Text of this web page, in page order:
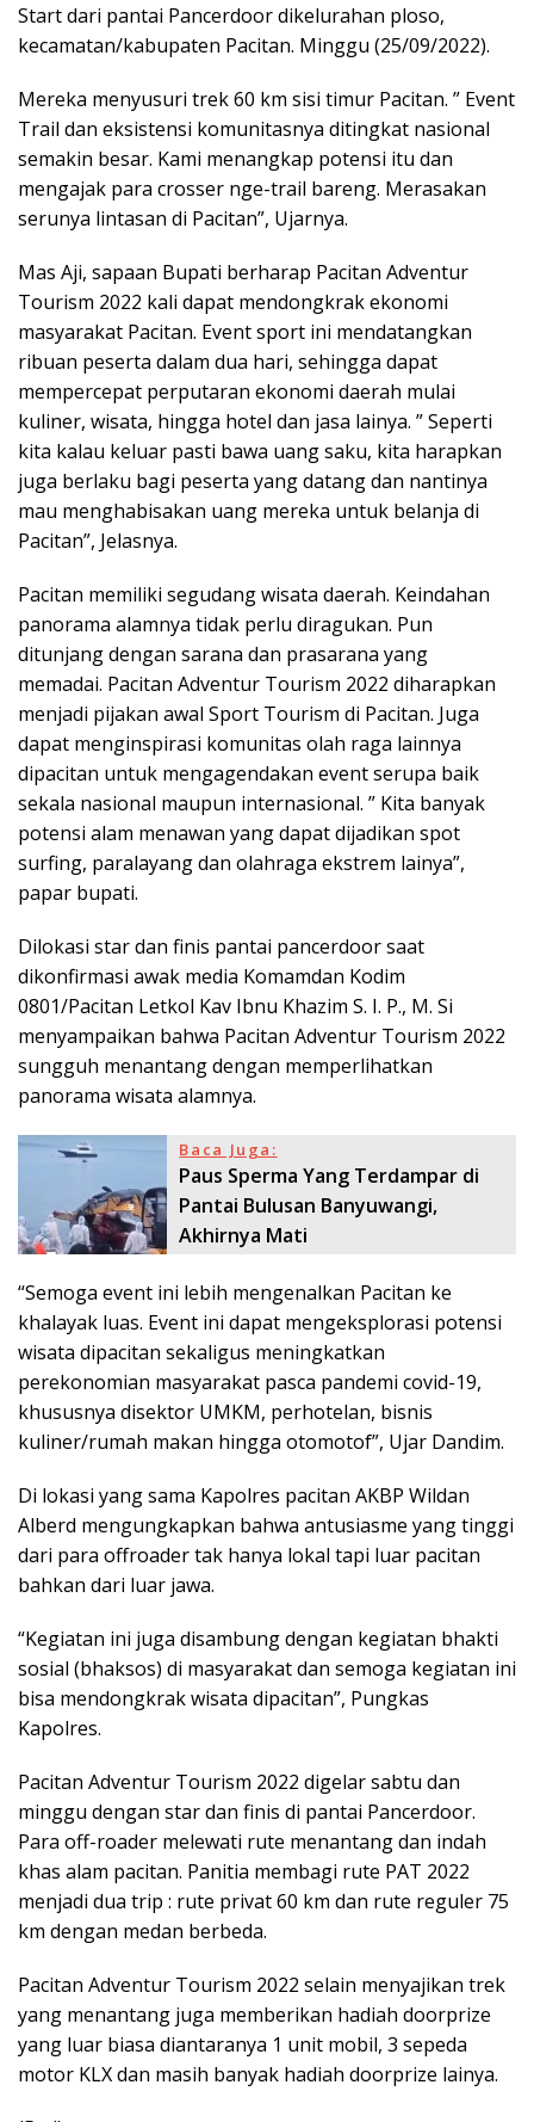
Start dari pantai Pancerdoor dikelurahan ploso,
kecamatan/kabupaten Pacitan. Minggu (25/09/2022).
Mereka menyusuri trek 60 km sisi timur Pacitan. ” Event
Trail dan eksistensi komunitasnya ditingkat nasional
semakin besar. Kami menangkap potensi itu dan
mengajak para crosser nge-trail bareng. Merasakan
serunya lintasan di Pacitan”, Ujarnya.
Mas Aji, sapaan Bupati berharap Pacitan Adventur
Tourism 2022 kali dapat mendongkrak ekonomi
masyarakat Pacitan. Event sport ini mendatangkan
ribuan peserta dalam dua hari, sehingga dapat
mempercepat perputaran ekonomi daerah mulai
kuliner, wisata, hingga hotel dan jasa lainya. ” Seperti
kita kalau keluar pasti bawa uang saku, kita harapkan
juga berlaku bagi peserta yang datang dan nantinya
mau menghabisakan uang mereka untuk belanja di
Pacitan”, Jelasnya.
Pacitan memiliki segudang wisata daerah. Keindahan
panorama alamnya tidak perlu diragukan. Pun
ditunjang dengan sarana dan prasarana yang
memadai. Pacitan Adventur Tourism 2022 diharapkan
menjadi pijakan awal Sport Tourism di Pacitan. Juga
dapat menginspirasi komunitas olah raga lainnya
dipacitan untuk mengagendakan event serupa baik
sekala nasional maupun internasional. ” Kita banyak
potensi alam menawan yang dapat dijadikan spot
surfing, paralayang dan olahraga ekstrem lainya”,
papar bupati.
Dilokasi star dan finis pantai pancerdoor saat
dikonfirmasi awak media Komamdan Kodim
0801/Pacitan Letkol Kav Ibnu Khazim S. I. P., M. Si
menyampaikan bahwa Pacitan Adventur Tourism 2022
sungguh menantang dengan memperlihatkan
panorama wisata alamnya.
Baca Juga:
Paus Sperma Yang Terdampar di
Pantai Bulusan Banyuwangi,
Akhirnya Mati
“Semoga event ini lebih mengenalkan Pacitan ke
khalayak luas. Event ini dapat mengeksplorasi potensi
wisata dipacitan sekaligus meningkatkan
perekonomian masyarakat pasca pandemi covid-19,
khususnya disektor UMKM, perhotelan, bisnis
kuliner/rumah makan hingga otomotof”, Ujar Dandim.
Di lokasi yang sama Kapolres pacitan AKBP Wildan
Alberd mengungkapkan bahwa antusiasme yang tinggi
dari para offroader tak hanya lokal tapi luar pacitan
bahkan dari luar jawa.
“Kegiatan ini juga disambung dengan kegiatan bhakti
sosial (bhaksos) di masyarakat dan semoga kegiatan ini
bisa mendongkrak wisata dipacitan”, Pungkas
Kapolres.
Pacitan Adventur Tourism 2022 digelar sabtu dan
minggu dengan star dan finis di pantai Pancerdoor.
Para off-roader melewati rute menantang dan indah
khas alam pacitan. Panitia membagi rute PAT 2022
menjadi dua trip : rute privat 60 km dan rute reguler 75
km dengan medan berbeda.
Pacitan Adventur Tourism 2022 selain menyajikan trek
yang menantang juga memberikan hadiah doorprize
yang luar biasa diantaranya 1 unit mobil, 3 sepeda
motor KLX dan masih banyak hadiah doorprize lainya.